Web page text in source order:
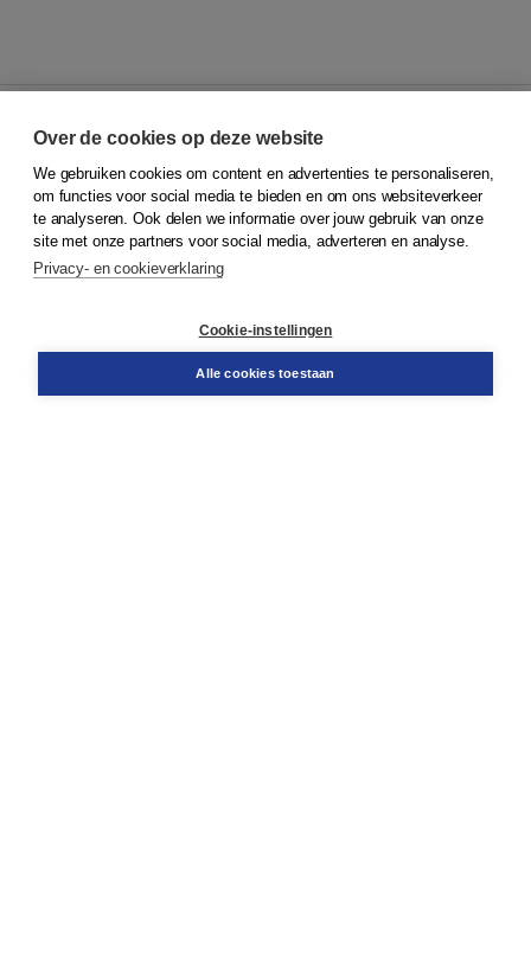
© 2026Koninklijke Boom uitgevers
Klantenservice
Service & informatie
Contact
Over de cookies op deze website
We gebruiken cookies om content en advertenties te personaliseren,
om functies voor social media te bieden en om ons websiteverkeer
te analyseren. Ook delen we informatie over jouw gebruik van onze
site met onze partners voor social media, adverteren en analyse.
Privacy- en cookieverklaring
Cookie-instellingen
Alle cookies toestaan